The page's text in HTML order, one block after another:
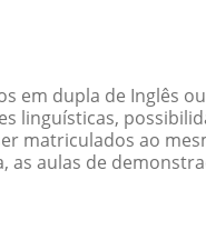
em dupla de Inglês
linguísticas,
matriculados ao
aulas de